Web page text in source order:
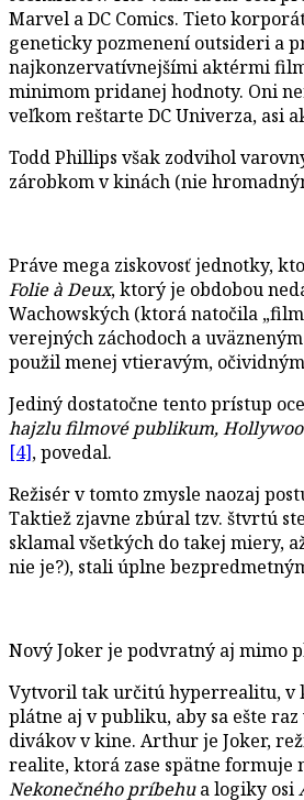
Marvel a DC Comics. Tieto
geneticky pozmenení outsideri a
najkonzervatívnejšími aktérmi
minimom pridanej hodnoty. Oni
veľkom reštarte DC Univerza, asi
Todd Phillips však zodvihol
zárobkom v kinách (nie
Práve mega ziskovosť jednotky,
Folie à Deux, ktorý je obdobou
Wachowských (ktorá natočila
verejných záchodoch a
použil menej vtieravým,
Jediný dostatočne tento prístup
hajzlu filmové publikum,
[4], povedal.
Režisér v tomto zmysle naozaj
Taktiež zjavne zbúral tzv. štvrtú
sklamal všetkých do takej miery,
nie je?), stali úplne
Nový Joker je podvratný aj mimo
Vytvoril tak určitú hyperrealitu, v
plátne aj v publiku, aby sa ešte
divákov v kine. Arthur je Joker,
realite, ktorá zase spätne formuje
Nekonečného príbehua logiky osi